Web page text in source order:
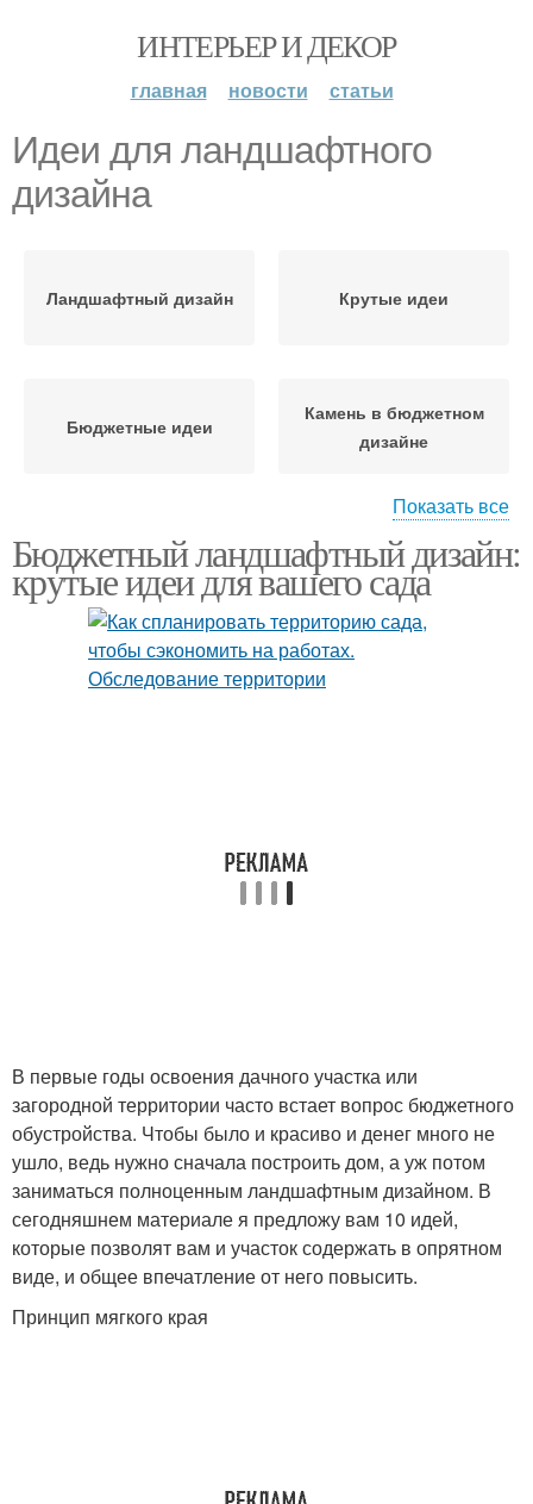
ИНТЕРЬЕР И ДЕКОР
главная новости статьи
Идеи для ландшафтного
дизайна
Ландшафтный дизайн Крутые идеи
Бюджетные идеи
Камень в бюджетном
дизайне
Тенденции в
ландшафтном дизайне
Советы по
ландшафтному дизайну
Идеи для конкретных
Показать все
Бюджетный ландшафтный дизайн:
крутые идеи для вашего сада
В первые годы освоения дачного участка или
загородной территории часто встает вопрос бюджетного
обустройства. Чтобы было и красиво и денег много не
ушло, ведь нужно сначала построить дом, а уж потом
заниматься полноценным ландшафтным дизайном. В
сегодняшнем материале я предложу вам 10 идей,
которые позволят вам и участок содержать в опрятном
виде, и общее впечатление от него повысить.
Принцип мягкого края